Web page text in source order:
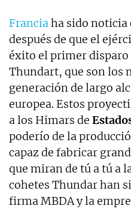
Franciaha sido noticia
después de que el
éxito el primer disparo
Thundart, que son los
generación de largo
europea. Estos
a los Himars de
poderío de la
capaz de fabricar
que miran de tú a tú a
cohetes Thundar han
firma MBDA y la